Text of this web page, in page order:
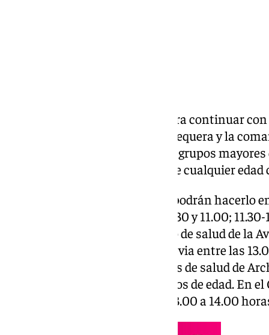
Salud habilita varios puntos para continuar
contra la gripe y el Covid en Antequera y la
número de vacunados entre los grupos
59 meses y también personas de cualquier
Concretamente, en Antequera podrán hacerlo
Biblioteca San Zoilo entre las 8.30 y 11.00;
15.00 y 19.30 horas. En el centro de salud de la
vacunarse los niños sin cita previa entre las
habilitado puntos en los centros de salud de
14.00 horas para todos los grupos de edad. En el
horas y en el CS de Mollina de 13.00 a 14.00